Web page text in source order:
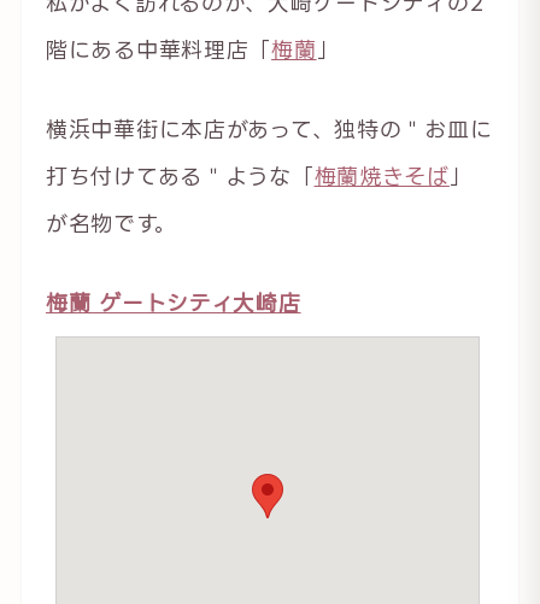
階にある中華料理店「梅蘭
横浜中華街に本店があって、独特の＂お皿に
打ち付けてある＂ような「 梅蘭焼きそば
が名物です。
梅蘭 ゲートシティ大崎店